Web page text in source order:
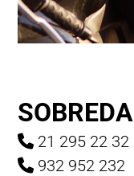
SOBREDA
21 295 22 32
932 952 232